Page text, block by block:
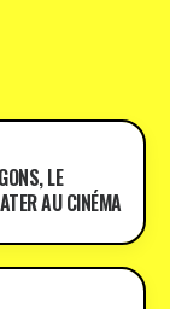
LE
AU CINÉMA